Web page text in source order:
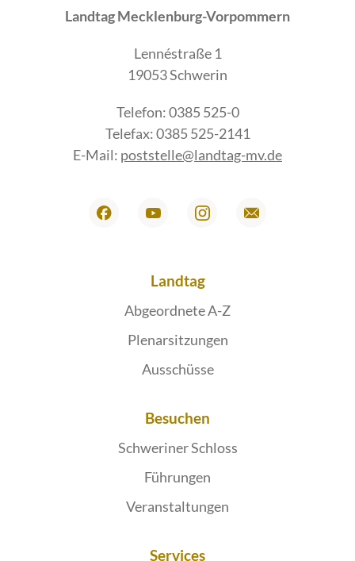
Landtag Mecklenburg-Vorpommern
Lennéstraße 1
19053 Schwerin
Telefon: 0385 525-0
Telefax: 0385 525-2141
E-Mail: poststelle@landtag-mv.de
Landtag
Abgeordnete A-Z
Plenarsitzungen
Ausschüsse
Besuchen
Schweriner Schloss
Führungen
Veranstaltungen
Services